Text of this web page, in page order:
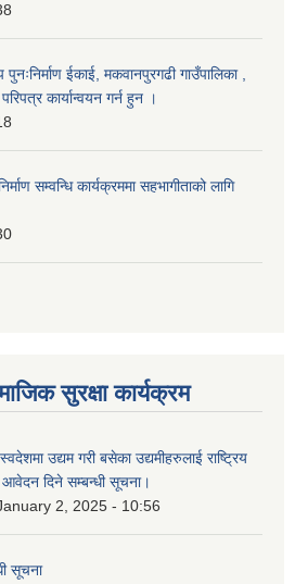
ईकाई, मकवानपुरगढी गाउँपालिका ,
कार्यान्वयन गर्न हुन ।
सम्वन्धि कार्यक्रममा सहभागीताको लागि
सुरक्षा कार्यक्रम
उद्यम गरी बसेका उद्यमीहरुलाई राष्‍ट्रिय
आवेदन दिने सम्बन्धी सूचना।
2, 2025 - 10:56
सूचना